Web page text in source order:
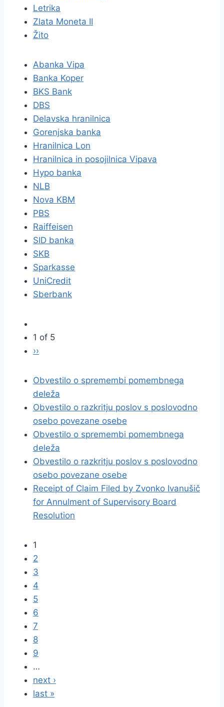
Letrika
Zlata Moneta II
Žito
Abanka Vipa
Banka Koper
BKS Bank
DBS
Delavska hranilnica
Gorenjska banka
Hranilnica Lon
Hranilnica in posojilnica Vipava
Hypo banka
NLB
Nova KBM
PBS
Raiffeisen
SID banka
SKB
Sparkasse
UniCredit
Sberbank
1 of 5
››
Obvestilo o spremembi pomembnega
deleža
Obvestilo o razkritju poslov s poslovodno
osebo povezane osebe
Obvestilo o spremembi pomembnega
deleža
Obvestilo o razkritju poslov s poslovodno
osebo povezane osebe
Receipt of Claim Filed by Zvonko Ivanušič
for Annulment of Supervisory Board
Resolution
1
2
3
4
5
6
7
8
9
…
next ›
last »